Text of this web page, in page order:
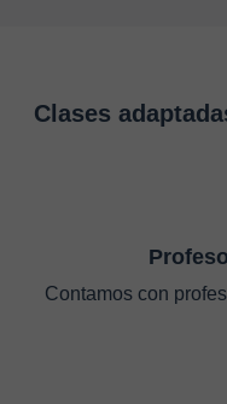
Clases
Contamos con